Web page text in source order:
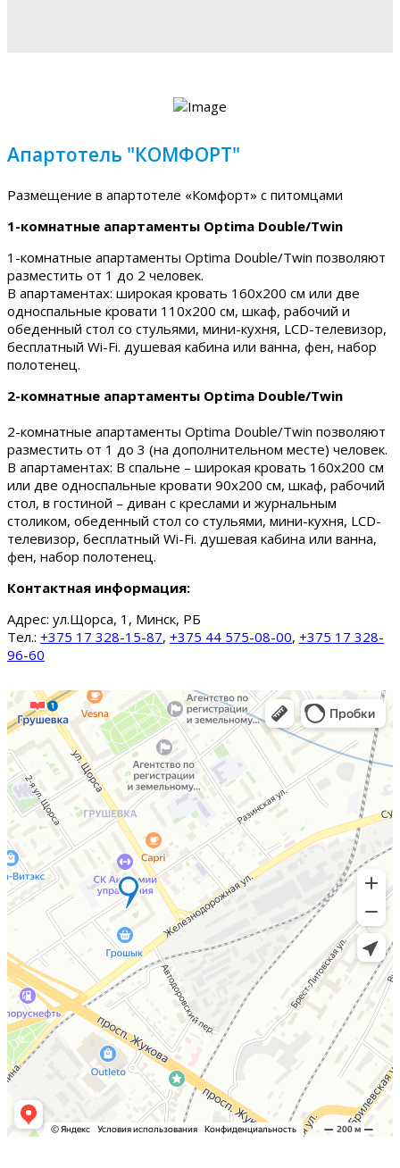
Апартотель "КОМФОРТ"
Размещение в апартотеле «Комфорт» с питомцами
1-комнатные апартаменты Optima Double/Twin
1-комнатные апартаменты Optima Double/Twin позволяют
разместить от 1 до 2 человек.
В апартаментах: широкая кровать 160х200 см или две
односпальные кровати 110х200 см, шкаф, рабочий и
обеденный стол со стульями, мини-кухня, LCD-телевизор,
бесплатный Wi-Fi. душевая кабина или ванна, фен, набор
полотенец.
2-комнатные апартаменты Optima Double/Twin
2-комнатные апартаменты Optima Double/Twin позволяют
разместить от 1 до 3 (на дополнительном месте) человек.
В апартаментах: В спальне – широкая кровать 160х200 см
или две односпальные кровати 90х200 см, шкаф, рабочий
стол, в гостиной – диван с креслами и журнальным
столиком, обеденный стол со стульями, мини-кухня, LCD-
телевизор, бесплатный Wi-Fi. душевая кабина или ванна,
фен, набор полотенец.
Контактная информация:
Адрес: ул.Щорса, 1, Минск, РБ
Тел.: +375 17 328-15-87, +375 44 575-08-00, +375 17 328-
96-60